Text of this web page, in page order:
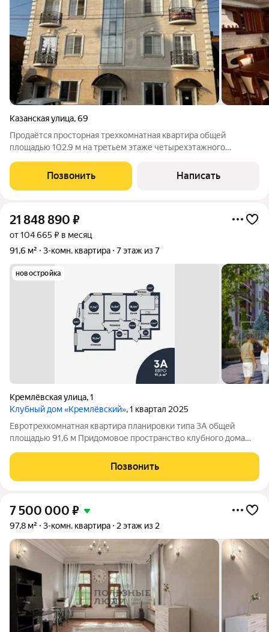
Казанская улица,69
Продаётся просторная трехкомнатная квартира общей
площадью 102.9 м на третьем этаже четырехэтажного
69. Квартира находится в состоянии «под ключ» с
дизайнерским ремонтом, выполненным с
Позвонить Написать
21 848 890 ₽
от 104 665 ₽ в месяц
91,6 м²
3-комн. квартира 7 этаж из 7
новостройка
Кремлёвская улица,1
Клубный дом «Кремлёвский», 1 квартал 2025
Евротрехкомнатная квартира планировки типа 3А общей
площадью 91,6 м Придомовое пространство клубного дома
паркинг на 53 парковочных места Детские площадки Зона
work-out и business lounge
Позвонить
7 500 000 ₽
97,8 м² 3-комн. квартира 2 этаж из 2